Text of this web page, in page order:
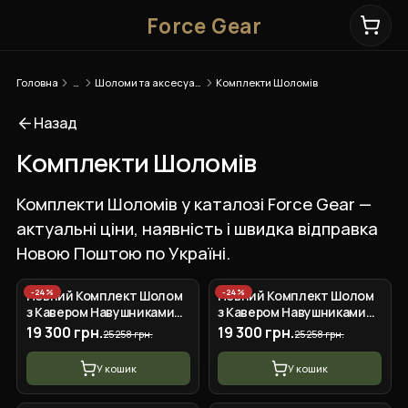
Force Gear
Головна Комплекти Шоломів
Назад
Комплекти Шоломів
Комплекти Шоломів у каталозі Force Gear —
актуальні ціни, наявність і швидка відправка
Новою Поштою по Україні.
-24%
Повний Комплект Шолом
з Кавером Навушниками
Чебурашками Ліхтариком
19 300 грн.25 258 грн.
У кошик
-24%
Повний Комплект Шолом
з Кавером Навушниками
Чебурашками Ліхтариком
19 300 грн.25 258 грн.
У кошик